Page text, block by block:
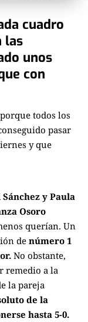
cuadro
las
unos
con
todos los
pasar
y que
Sánchez y Paula
Osoro
querían. Un
de número 1
No obstante,
remedio a la
la pareja
de la
hasta 5-0.